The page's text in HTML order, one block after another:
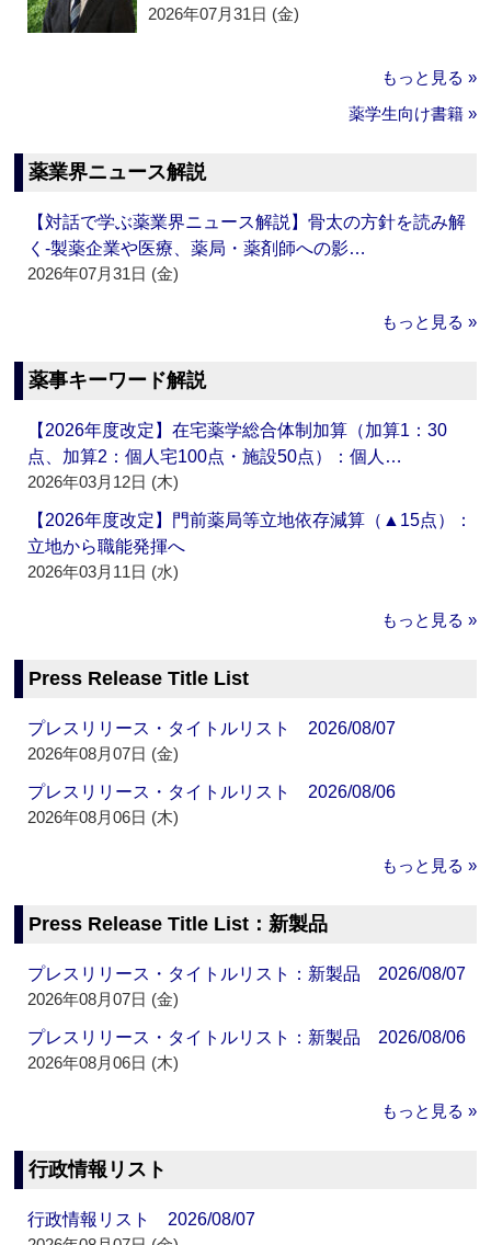
2026年07月31日 (金)
もっと見る »
薬学生向け書籍 »
薬業界ニュース解説
【対話で学ぶ薬業界ニュース解説】骨太の方針を読み解
く‐製薬企業や医療、薬局・薬剤師への影…
2026年07月31日 (金)
もっと見る »
薬事キーワード解説
【2026年度改定】在宅薬学総合体制加算（加算1：30
点、加算2：個人宅100点・施設50点）：個人…
2026年03月12日 (木)
【2026年度改定】門前薬局等立地依存減算（▲15点）：
立地から職能発揮へ
2026年03月11日 (水)
もっと見る »
Press Release Title List
プレスリリース・タイトルリスト 2026/08/07
2026年08月07日 (金)
プレスリリース・タイトルリスト 2026/08/06
2026年08月06日 (木)
もっと見る »
Press Release Title List：新製品
プレスリリース・タイトルリスト：新製品 2026/08/07
2026年08月07日 (金)
プレスリリース・タイトルリスト：新製品 2026/08/06
2026年08月06日 (木)
もっと見る »
行政情報リスト
行政情報リスト 2026/08/07